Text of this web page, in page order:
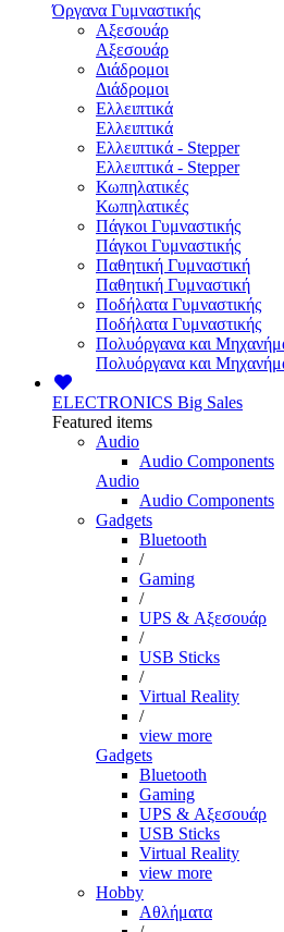
Όργανα Γυμναστικής
Αξεσουάρ
Αξεσουάρ
Διάδρομοι
Διάδρομοι
Ελλειπτικά
Ελλειπτικά
Ελλειπτικά - Stepper
Ελλειπτικά - Stepper
Κωπηλατικές
Κωπηλατικές
Πάγκοι Γυμναστικής
Πάγκοι Γυμναστικής
Παθητική Γυμναστική
Παθητική Γυμναστική
Ποδήλατα Γυμναστικής
Ποδήλατα Γυμναστικής
Πολυόργανα και
Πολυόργανα και
ELECTRONICS Big Sales
Featured items
Audio
Audio Components
Audio
Audio Components
Gadgets
Bluetooth
/
Gaming
/
UPS & Αξεσουάρ
/
USB Sticks
/
Virtual Reality
/
view more
Gadgets
Bluetooth
Gaming
UPS & Αξεσουάρ
USB Sticks
Virtual Reality
view more
Hobby
Αθλήματα